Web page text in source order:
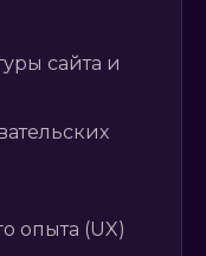
сайта и
опыта (UX)